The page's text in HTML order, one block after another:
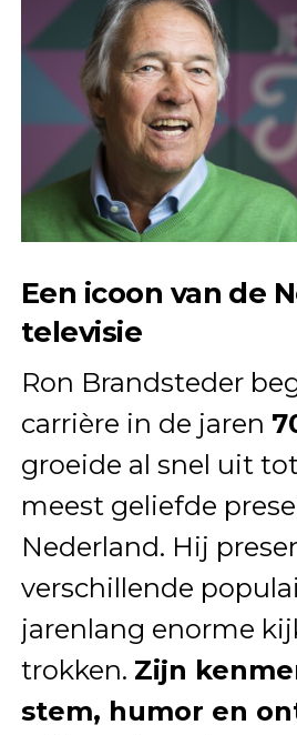
Een icoon van de
televisie
Ron Brandsteder
carrière in de jaren
groeide al snel uit
meest geliefde
Nederland. Hij
verschillende
jarenlang enorme
trokken. Zijn
stem, humor en